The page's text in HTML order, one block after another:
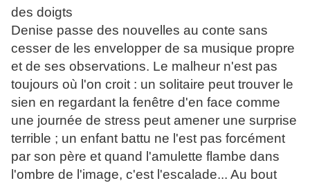
Denise passe des nouvelles au conte sans
cesser de les envelopper de sa musique propre
et de ses observations. Le malheur n'est pas
toujours où l'on croit : un solitaire peut trouver le
sien en regardant la fenêtre d'en face comme
une journée de stress peut amener une surprise
terrible ; un enfant battu ne l'est pas forcément
par son père et quand l'amulette flambe dans
l'ombre de l'image, c'est l'escalade... Au bout